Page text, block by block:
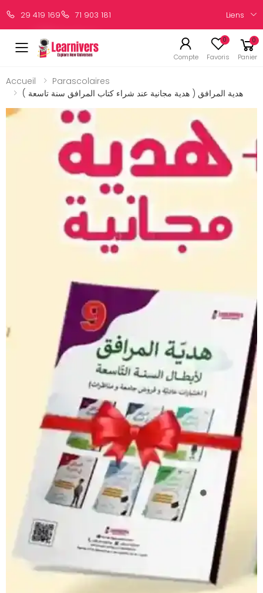
29 419 169 71 903 181 Liens
Compte
0
Favoris
0
Panier
Accueil
Parascolaires
هدية المرافق ( هدية مجانية عند شراء كتاب المرافق سنة تاسعة )